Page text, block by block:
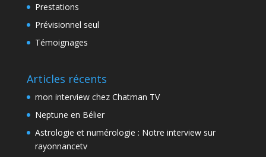
Prestations
Prévisionnel seul
Témoignages
Articles récents
mon interview chez Chatman TV
Neptune en Bélier
Astrologie et numérologie : Notre interview sur
rayonnancetv